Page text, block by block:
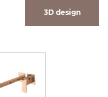
3D design